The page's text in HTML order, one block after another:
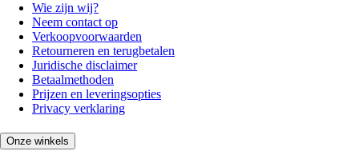
Wie zijn wij?
Neem contact op
Verkoopvoorwaarden
Retourneren en terugbetalen
Juridische disclaimer
Betaalmethoden
Prijzen en leveringsopties
Privacy verklaring
Onze winkels